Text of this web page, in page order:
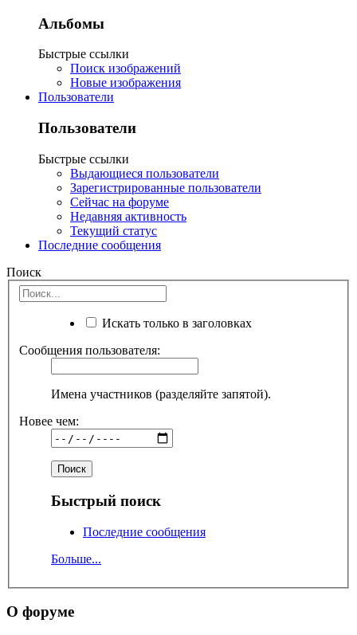
Альбомы
Быстрые ссылки
Поиск изображений
Новые изображения
Пользователи
Пользователи
Быстрые ссылки
Выдающиеся пользователи
Зарегистрированные пользователи
Сейчас на форуме
Недавняя активность
Текущий статус
Последние сообщения
Поиск
Искать только в заголовках
Сообщения пользователя:
Имена участников (разделяйте запятой).
Новее чем:
Быстрый поиск
Последние сообщения
Больше...
О форуме